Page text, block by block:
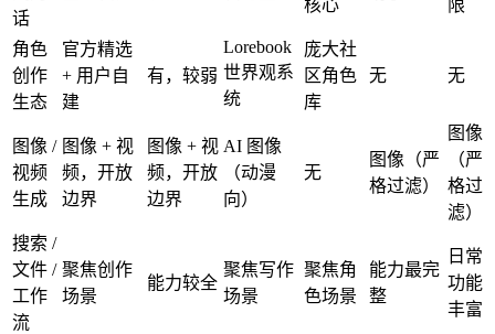
话
核心
限
角色
创作
生态
官方精选
+ 用户自
建
有，较弱
Lorebook
世界观系
统
庞大社
区角色
库
无 无
图像 /
视频
生成
图像 + 视
频，开放
边界
图像 + 视
频，开放
边界
AI 图像
（动漫
向）
无
图像（严
格过滤）
图像
（严
格过
滤）
搜索 /
文件 /
工作
流
聚焦创作
场景
能力较全
聚焦写作
场景
聚焦角
色场景
能力最完
整
日常
功能
丰富